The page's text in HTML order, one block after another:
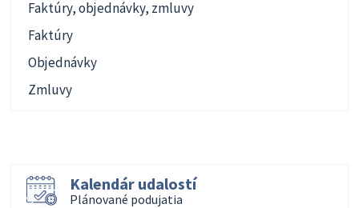
Faktúry, objednávky, zmluvy
Faktúry
Objednávky
Zmluvy
Kalendár udalostí
Plánované podujatia